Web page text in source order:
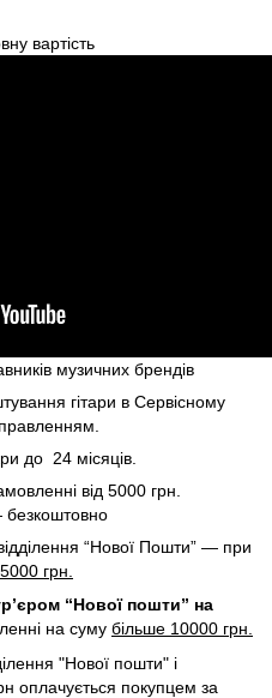
вартість
музичних брендів
гітари в Сервісному
до 24 місяців.
від 5000 грн.
безкоштовно
“Нової Пошти” — при
грн.
“Нової пошти” на
на суму більше 10000 грн.
"Нової пошти" і
оплачується покупцем за